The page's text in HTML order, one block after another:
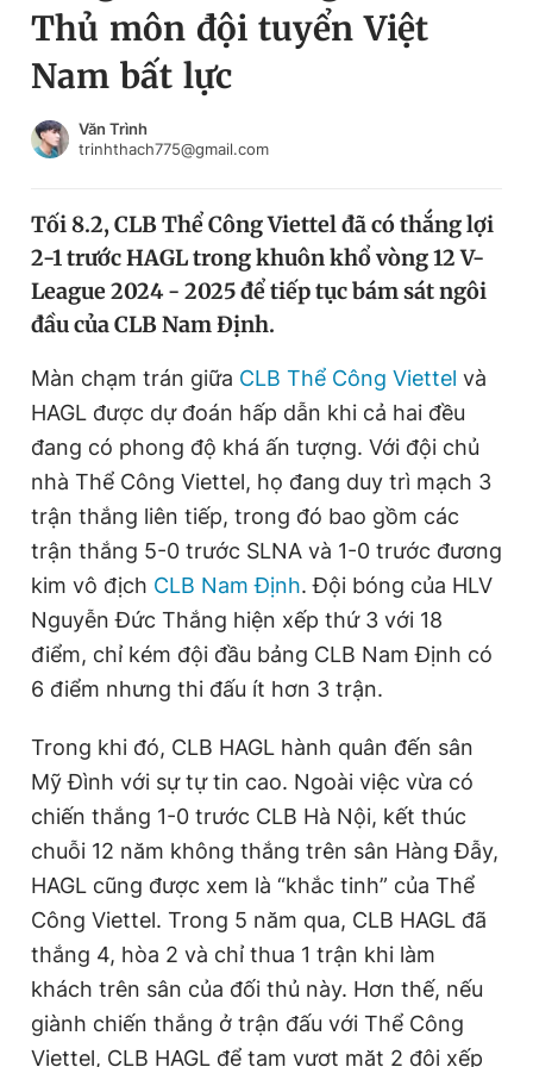
Chuyên mục khác
Chào ngày mới
Tin thị trường Tin 360
Video Magazine
Sản phẩm khác
Tiện ích Bạn cần biết
Thông tin tòa soạn Liên hệ quảng cáo
Đọc Thanh Niên trên điện thoại
Theo dõi báo trên
Hotline
0906 645 777
Liên hệ quảng cáo
0908 780 404
Đặt báo Quảng cáo RSS Tòa soạn Chính sách bảo
Tổng biên tập: Nguyễn Ngọc Toàn
Phó tổng biên tập thường trực: Hải Thành
Phó tổng biên tập: Trần Việt Hưng
Tổng thư ký tòa soạn: Đức Trung
Đăng xuất
Thủ môn đội tuyển Việt
Nam bất lực
Văn Trình
trinhthach775@gmail.com
Tối 8.2, CLB Thể Công Viettel đã có thắng lợi
2-1 trước HAGL trong khuôn khổ vòng 12 V-
League 2024 - 2025 để tiếp tục bám sát ngôi
đầu của CLB Nam Định.
Màn chạm trán giữa CLB Thể Công Viettel và
HAGL được dự đoán hấp dẫn khi cả hai đều
đang có phong độ khá ấn tượng. Với đội chủ
nhà Thể Công Viettel, họ đang duy trì mạch 3
trận thắng liên tiếp, trong đó bao gồm các
trận thắng 5-0 trước SLNA và 1-0 trước đương
kim vô địch CLB Nam Định. Đội bóng của HLV
Nguyễn Đức Thắng hiện xếp thứ 3 với 18
điểm, chỉ kém đội đầu bảng CLB Nam Định có
6 điểm nhưng thi đấu ít hơn 3 trận.
Trong khi đó, CLB HAGL hành quân đến sân
Mỹ Đình với sự tự tin cao. Ngoài việc vừa có
chiến thắng 1-0 trước CLB Hà Nội, kết thúc
chuỗi 12 năm không thắng trên sân Hàng Đẫy,
HAGL cũng được xem là “khắc tinh” của Thể
Công Viettel. Trong 5 năm qua, CLB HAGL đã
thắng 4, hòa 2 và chỉ thua 1 trận khi làm
khách trên sân của đối thủ này. Hơn thế, nếu
giành chiến thắng ở trận đấu với Thể Công
Viettel, CLB HAGL để tạm vượt mặt 2 đội xếp